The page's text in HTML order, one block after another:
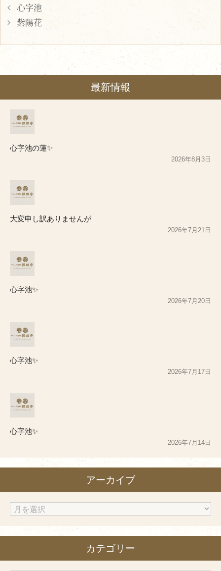
心字池
紫陽花
最新情報
心字池の蓮✨
2026年8月3日
大変申し訳ありませんが
2026年7月21日
心字池✨
2026年7月20日
心字池✨
2026年7月17日
心字池✨
2026年7月14日
アーカイブ
ア
カ
ブ
カテゴリー